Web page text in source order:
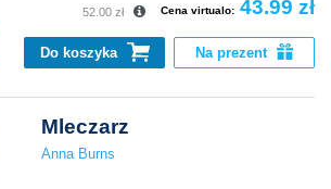
Cena virtualo: 43.99 zł
52.00 zł
Do koszyka Na prezent
Mleczarz
Anna Burns